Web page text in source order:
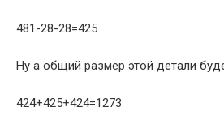
481-28-28=425
Ну а общий размер этой детали
424+425+424=1273